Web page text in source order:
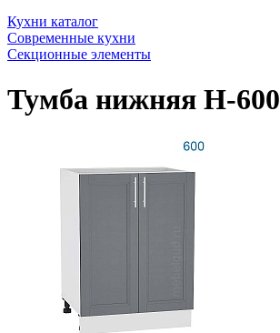
Кухни каталог
Современные кухни
Секционные элементы
Тумба нижняя Н-600